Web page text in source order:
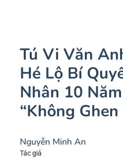
Tú Vi Văn
Hé Lộ Bí
Nhân 10
“Không Ghen
Nguyễn Minh An
Tác giả